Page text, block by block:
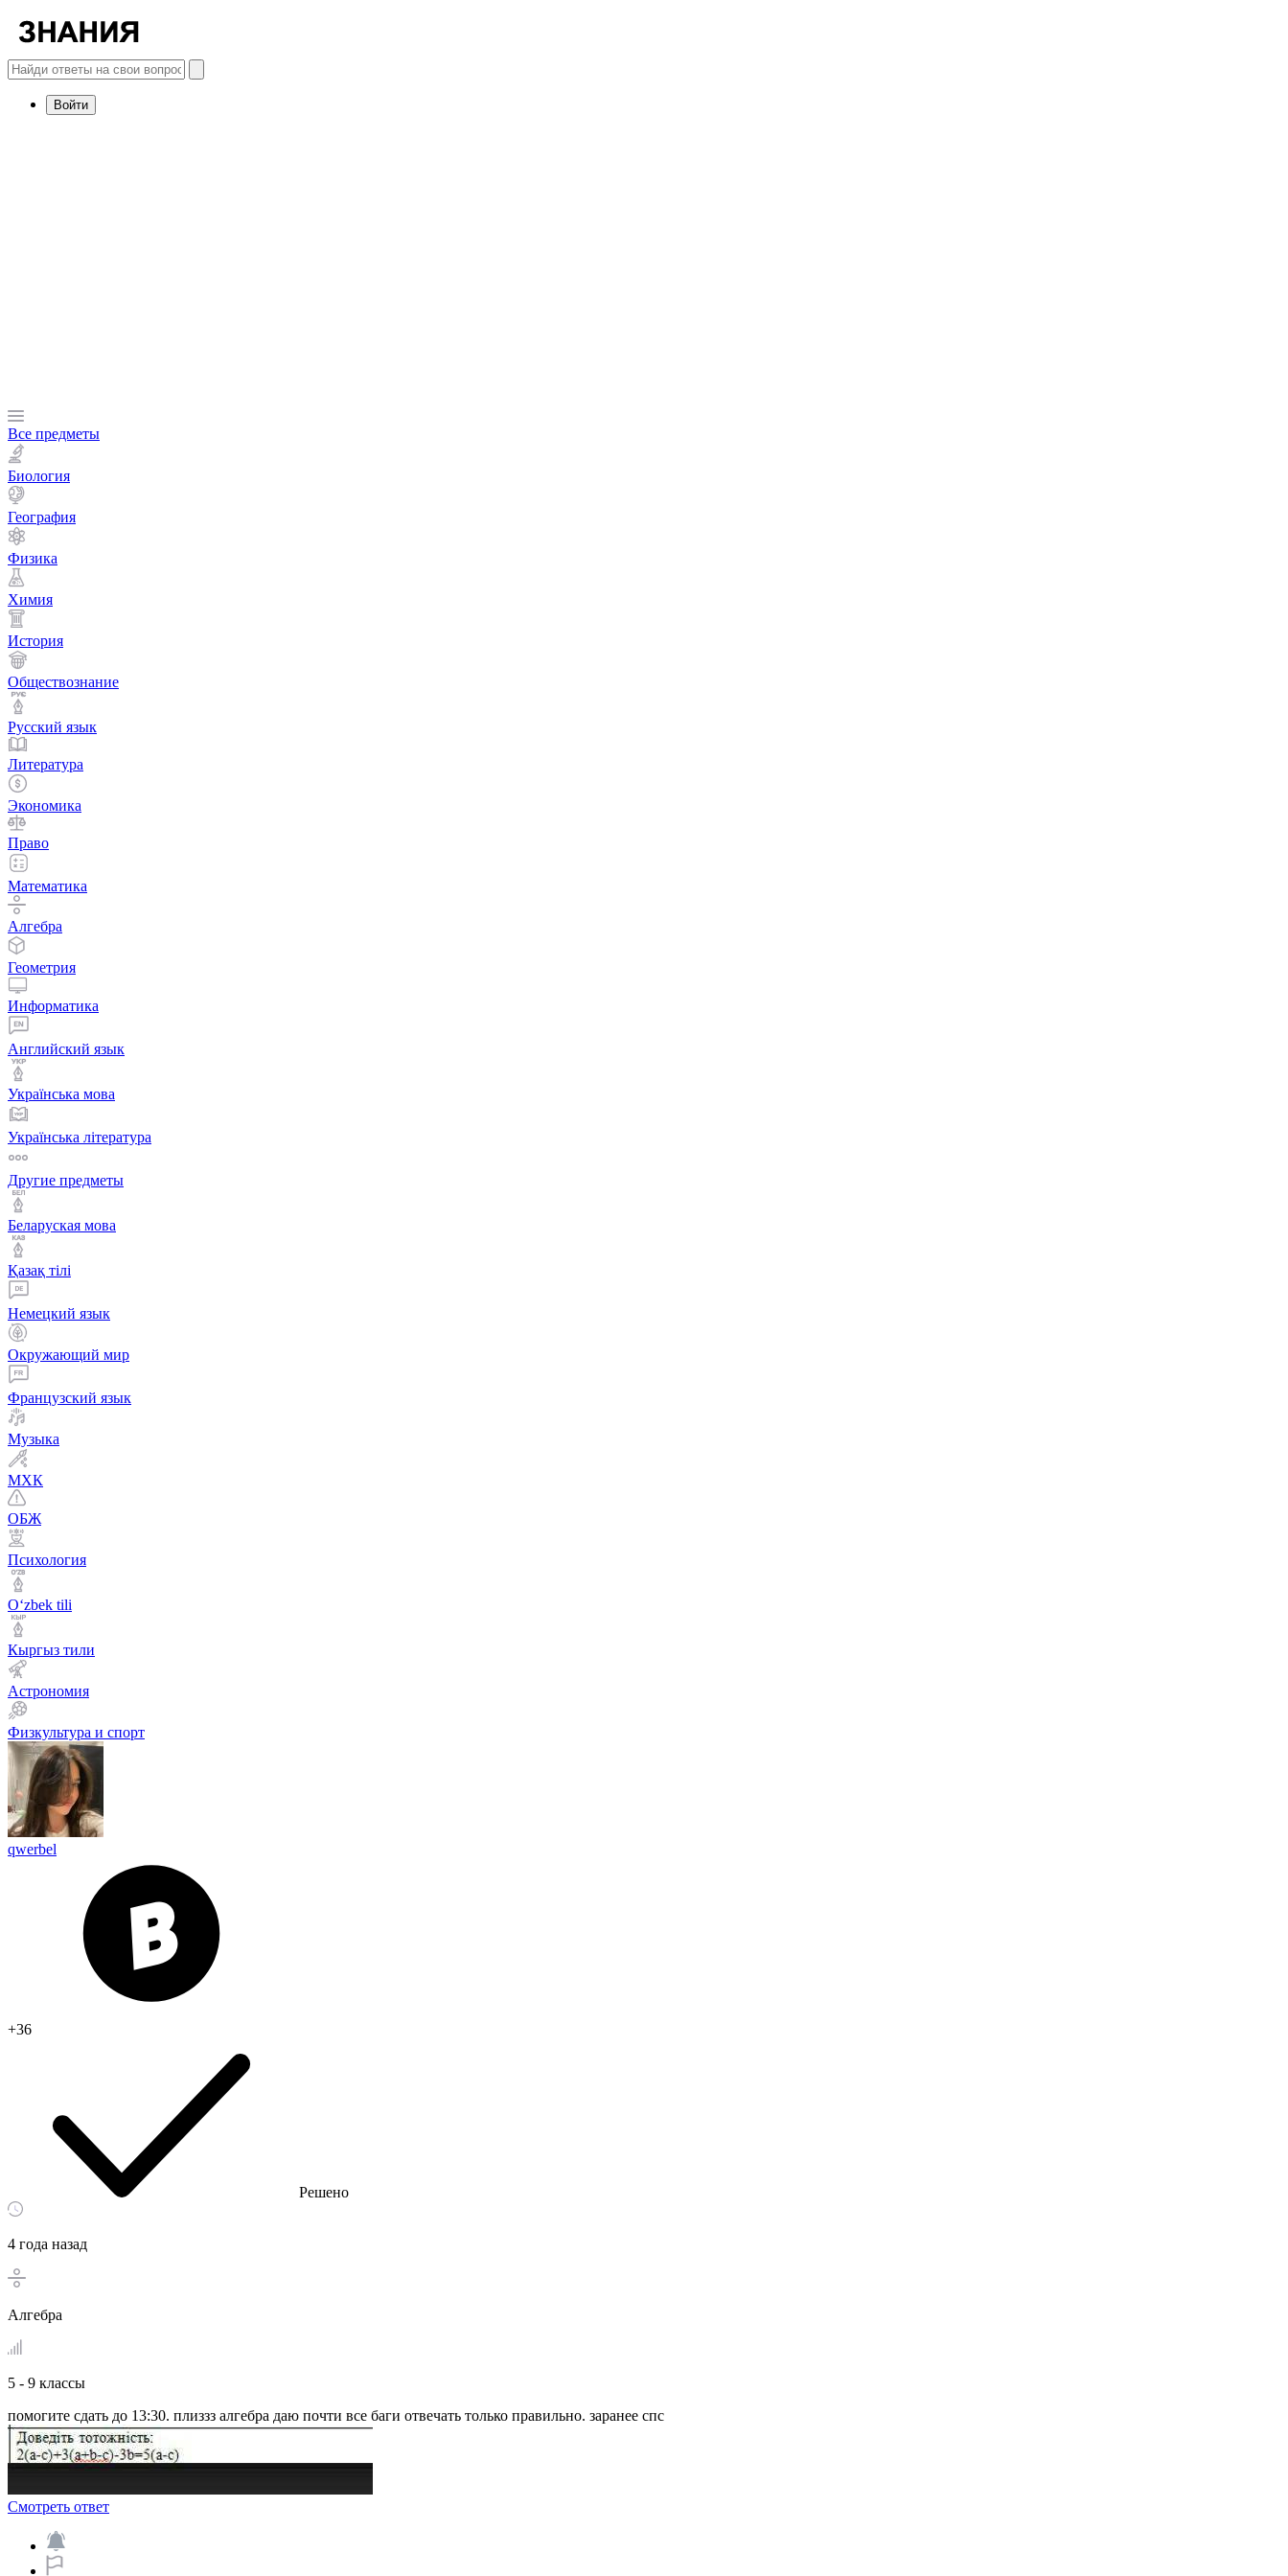
Войти
Все предметы
Биология
География
Физика
Химия
История
Обществознание
Русский язык
Литература
Экономика
Право
Математика
Алгебра
Геометрия
Информатика
Английский язык
Українська мова
Українська література
Другие предметы
Беларуская мова
Қазақ тiлi
Немецкий язык
Окружающий мир
Французский язык
Музыка
МХК
ОБЖ
Психология
Оʻzbek tili
Кыргыз тили
Астрономия
Физкультура и спорт
qwerbel
+36
Решено
4 года назад
Алгебра
5 - 9 классы
помогите сдать до 13:30. плиззз алгебра даю почти все баги отвечать только правильно. заранее спс ​
Смотреть ответ